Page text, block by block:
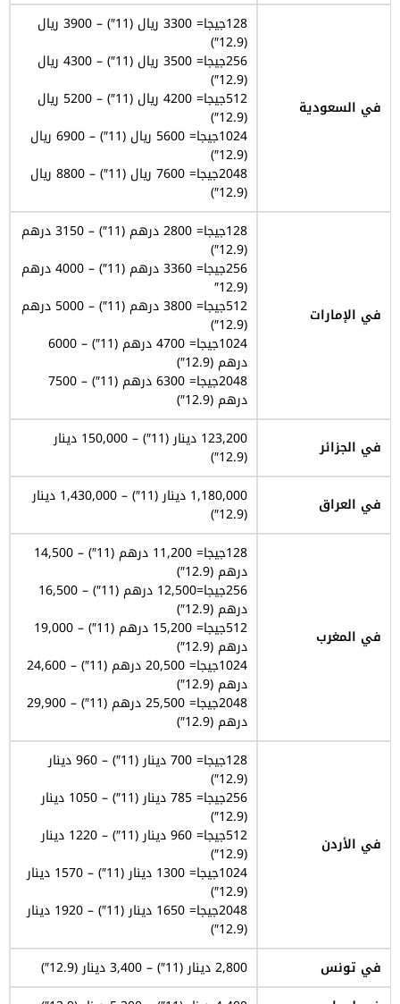
في السعودية
128جيجا= 3300 ريال (11″) – 3900 ريال
(12.9″)
256جيجا= 3500 ريال (11″) – 4300 ريال
(12.9″)
512جيجا= 4200 ريال (11″) – 5200 ريال
(12.9″)
1024جيجا= 5600 ريال (11″) – 6900 ريال
(12.9″)
2048جيجا= 7600 ريال (11″) – 8800 ريال
(12.9″)
في الإمارات
128جيجا= 2800 درهم (11″) – 3150 درهم
(12.9″)
256جيجا= 3360 درهم (11″) – 4000 درهم
(12.9″
512جيجا= 3800 درهم (11″) – 5000 درهم
(12.9″)
1024جيجا= 4700 درهم (11″) – 6000
درهم (12.9″)
2048جيجا= 6300 درهم (11″) – 7500
درهم (12.9″)
في الجزائر
123,200 دينار (11″) – 150,000 دينار
(12.9″)
في العراق
1,180,000 دينار (11″) – 1,430,000 دينار
(12.9″)
في المغرب
128جيجا= 11,200 درهم (11″) – 14,500
درهم (12.9″)
256جيجا=12,500 درهم (11″) – 16,500
درهم (12.9″)
512جيجا= 15,200 درهم (11″) – 19,000
درهم (12.9″)
1024جيجا= 20,500 درهم (11″) – 24,600
درهم (12.9″)
2048جيجا= 25,500 درهم (11″) – 29,900
درهم (12.9″)
في الأردن
128جيجا= 700 دينار (11″) – 960 دينار
(12.9″)
256جيجا= 785 دينار (11″) – 1050 دينار
(12.9″)
512جيجا= 960 دينار (11″) – 1220 دينار
(12.9″)
1024جيجا= 1300 دينار (11″) – 1570 دينار
(12.9″)
2048جيجا= 1650 دينار (11″) – 1920 دينار
(12.9″)
في تونس
2,800 دينار (11″) – 3,400 دينار (12.9″)